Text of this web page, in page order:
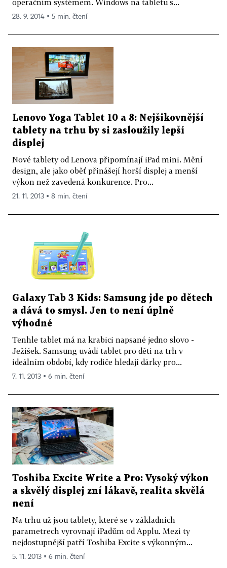
operačním systémem. Windows na tabletu s...
28. 9. 2014 ▪ 5 min. čtení
Lenovo Yoga Tablet 10 a 8: Nejšikovnější
tablety na trhu by si zasloužily lepší
displej
Nové tablety od Lenova připomínají iPad mini. Mění
design, ale jako oběť přinášejí horší displej a menší
výkon než zavedená konkurence. Pro...
21. 11. 2013 ▪ 8 min. čtení
Galaxy Tab 3 Kids: Samsung jde po dětech
a dává to smysl. Jen to není úplně
výhodné
Tenhle tablet má na krabici napsané jedno slovo -
Ježíšek. Samsung uvádí tablet pro děti na trh v
ideálním období, kdy rodiče hledají dárky pro...
7. 11. 2013 ▪ 6 min. čtení
Toshiba Excite Write a Pro: Vysoký výkon
a skvělý displej zní lákavě, realita skvělá
není
Na trhu už jsou tablety, které se v základních
parametrech vyrovnají iPadům od Applu. Mezi ty
nejdostupnější patří Toshiba Excite s výkonným...
5. 11. 2013 ▪ 6 min. čtení